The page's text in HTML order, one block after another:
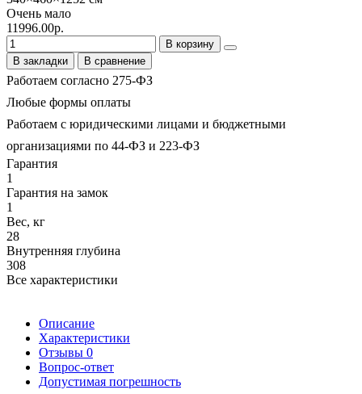
Очень мало
11996.00р.
В корзину
В закладки
В сравнение
Работаем согласно 275-ФЗ
Любые формы оплаты
Работаем с юридическими лицами и бюджетными
организациями по 44-ФЗ и 223-ФЗ
Гарантия
1
Гарантия на замок
1
Вес, кг
28
Внутренняя глубина
308
Все характеристики
Описание
Характеристики
Отзывы 0
Вопрос-ответ
Допустимая погрешность